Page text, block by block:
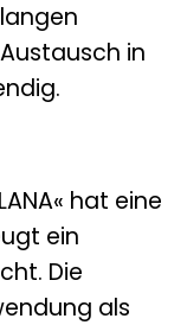
in
hat eine
ein
Die
als